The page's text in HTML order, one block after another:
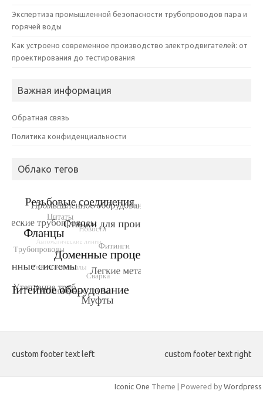
Экспертиза промышленной безопасности трубопроводов пара и
горячей воды
Как устроено современное производство электродвигателей: от
проектирования до тестирования
Важная информация
Обратная связь
Политика конфиденциальности
Облако тегов
custom footer text left custom footer text right
Iconic One Theme | Powered by Wordpress